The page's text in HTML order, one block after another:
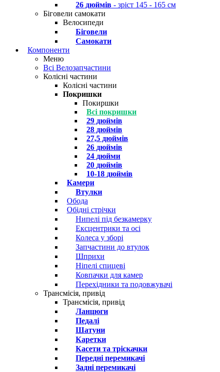
26 дюймів - зріст 145 - 165 см
Біговели самокати
Велосипеди
Біговели
Самокати
Компоненти
Меню
Всі Велозапчастини
Колісні частини
Колісні частини
Покришки
Покиршки
Всі покришки
29 дюймів
28 дюймів
27,5 дюймів
26 дюймів
24 дюйми
20 дюймів
10-18 дюймів
Камери
Втулки
Обода
Обідні стрічки
Нипелі під безкамерку
Ексцентрики та осі
Колеса у зборі
Запчастини до втулок
Шприхи
Ніпелі спицеві
Ковпачки для камер
Перехідники та подовжувачі
Трансмісія, привід
Трансмісія, привід
Ланцюги
Педалі
Шатуни
Каретки
Касети та тріскачки
Передні перемикачі
Задні перемикачі